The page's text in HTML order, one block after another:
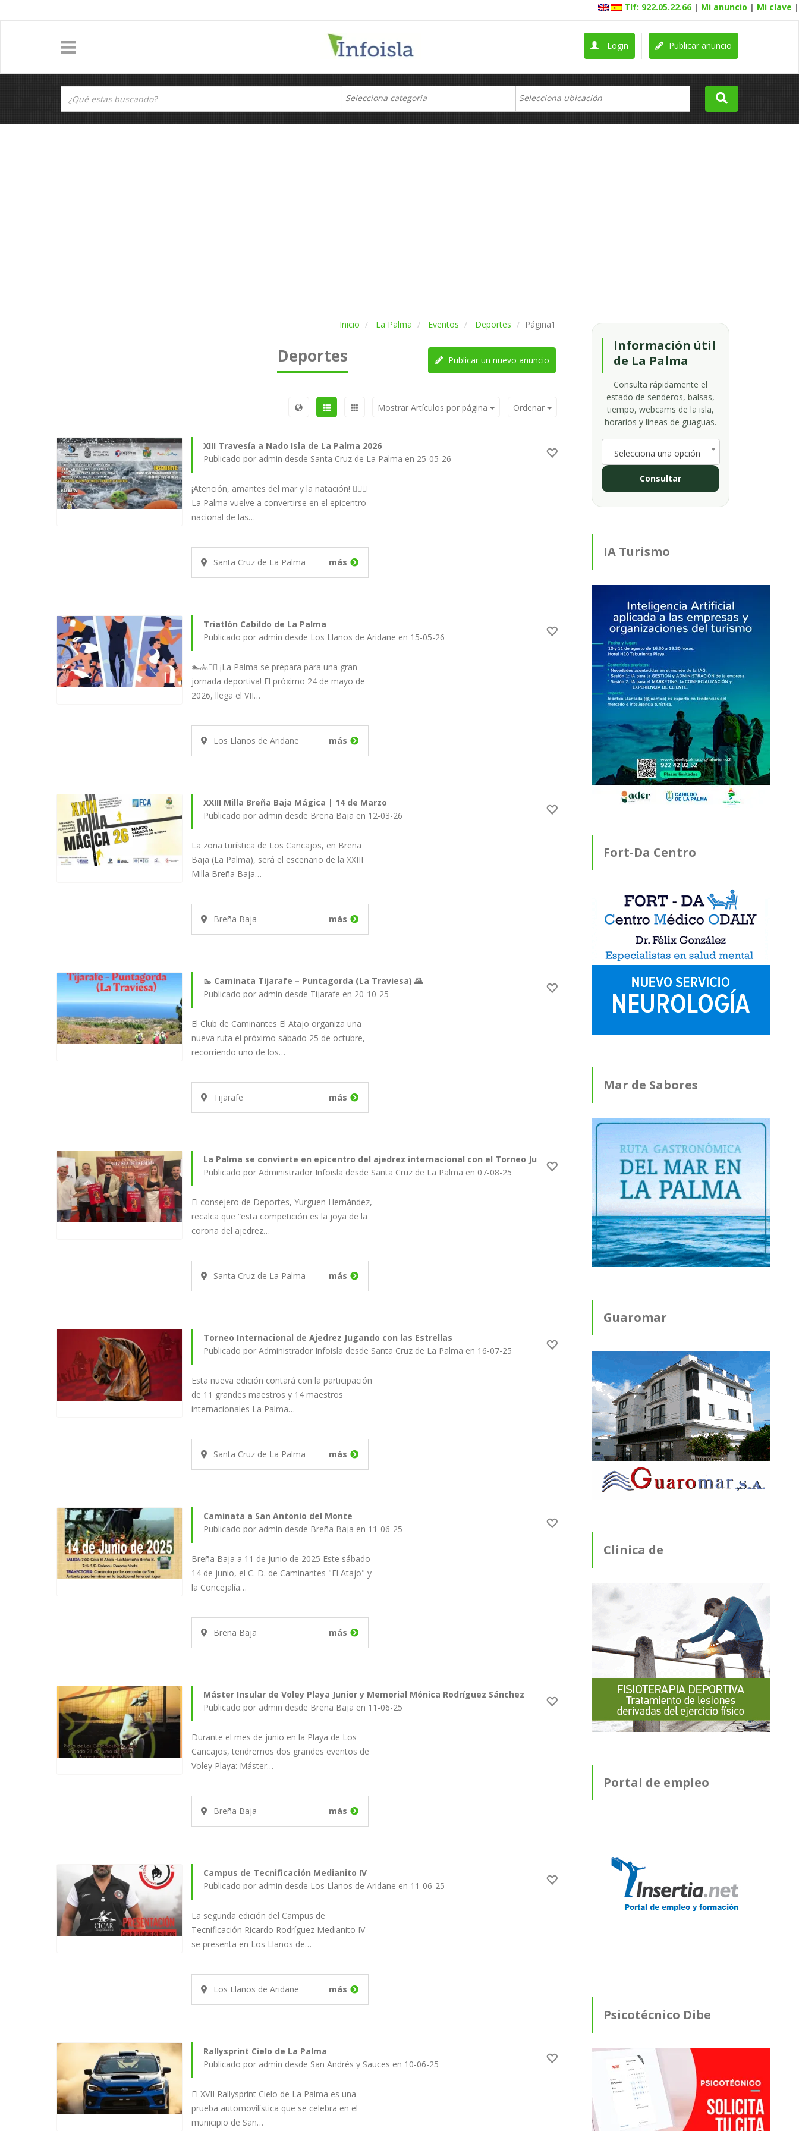
Tlf: 922.05.22.66 | Mi anuncio | Mi clave |
Publicar anuncio
Login
Inicio La Palma Eventos Deportes Página1
Deportes Publicar un nuevo anuncio
Ordenar
Mostrar Artículos por página
XIII Travesía a Nado Isla de La Palma 2026
Publicado por admin desde Santa Cruz de La Palma en 25-05-26
¡Atención, amantes del mar y la natación! 🏊‍♂️🌊
La Palma vuelve a convertirse en el epicentro
nacional de las…
Santa Cruz de La Palma más
Triatlón Cabildo de La Palma
Publicado por admin desde Los Llanos de Aridane en 15-05-26
🏊🚴🏃‍♂️ ¡La Palma se prepara para una gran
jornada deportiva! El próximo 24 de mayo de
2026, llega el VII…
Los Llanos de Aridane más
XXIII Milla Breña Baja Mágica | 14 de Marzo
Publicado por admin desde Breña Baja en 12-03-26
La zona turística de Los Cancajos, en Breña
Baja (La Palma), será el escenario de la XXIII
Milla Breña Baja…
Breña Baja más
🥾 Caminata Tijarafe – Puntagorda (La Traviesa) 🌄
Publicado por admin desde Tijarafe en 20-10-25
El Club de Caminantes El Atajo organiza una
nueva ruta el próximo sábado 25 de octubre,
recorriendo uno de los…
Tijarafe más
La Palma se convierte en epicentro del ajedrez internacional con el Torneo Jugando con las Estrellas
Publicado por Administrador Infoisla desde Santa Cruz de La Palma en 07-08-25
El consejero de Deportes, Yurguen Hernández,
recalca que “esta competición es la joya de la
corona del ajedrez…
Santa Cruz de La Palma más
Torneo Internacional de Ajedrez Jugando con las Estrellas
Publicado por Administrador Infoisla desde Santa Cruz de La Palma en 16-07-25
Esta nueva edición contará con la participación
de 11 grandes maestros y 14 maestros
internacionales La Palma…
Santa Cruz de La Palma más
Caminata a San Antonio del Monte
Publicado por admin desde Breña Baja en 11-06-25
Breña Baja a 11 de Junio de 2025 Este sábado
14 de junio, el C. D. de Caminantes "El Atajo" y
la Concejalía…
Breña Baja más
Máster Insular de Voley Playa Junior y Memorial Mónica Rodríguez Sánchez
Publicado por admin desde Breña Baja en 11-06-25
Durante el mes de junio en la Playa de Los
Cancajos, tendremos dos grandes eventos de
Voley Playa: Máster…
Breña Baja más
Campus de Tecnificación Medianito IV
Publicado por admin desde Los Llanos de Aridane en 11-06-25
La segunda edición del Campus de
Tecnificación Ricardo Rodríguez Medianito IV
se presenta en Los Llanos de…
Los Llanos de Aridane más
Rallysprint Cielo de La Palma
Publicado por admin desde San Andrés y Sauces en 10-06-25
El XVII Rallysprint Cielo de La Palma es una
prueba automovilística que se celebra en el
municipio de San…
Información útil
de La Palma
Consulta rápidamente el
estado de senderos, balsas,
tiempo, webcams de la isla,
horarios y líneas de guaguas.
Selecciona una opción
Consultar
IA Turismo
Fort-Da Centro
Mar de Sabores
Guaromar
Clinica de
Fisioterapia
Portal de empleo
Psicotécnico Dibe